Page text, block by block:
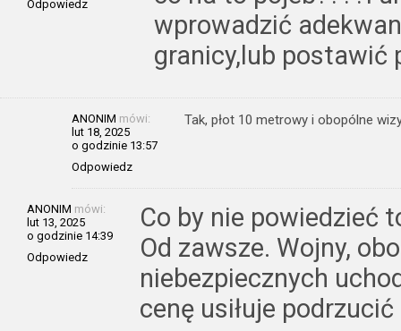
Odpowiedz
wprowadzić
granicy,lub postawić
ANONIM mówi:
lut 18, 2025
o godzinie 13:57
Odpowiedz
Tak, płot 10 metrowy i obopólne
ANONIM mówi:
lut 13, 2025
o godzinie 14:39
Odpowiedz
Co by nie powiedzieć
Od zawsze. Wojny,
niebezpiecznych
cenę usiłuje